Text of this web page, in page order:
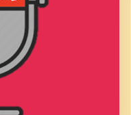
עידן לוצקי